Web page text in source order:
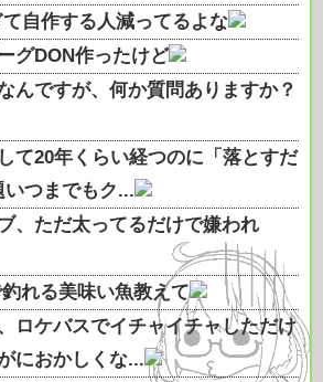
自作する人減ってるよな
グDON作ったけど
んですが、何か質問ありますか？
て20年くらい経つのに「落とすだ
つまでもク...
、ただ太ってるだけで嫌われ
れる美味い魚教えて
ロケバスでイチャイチャしただけ
におかしくな...